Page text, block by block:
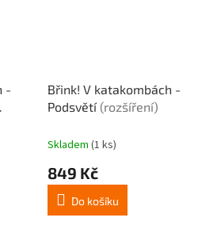
-
Břink! V katakombách -
Podsvětí (rozšíření)
Skladem (1 ks)
849 Kč
Do košíku